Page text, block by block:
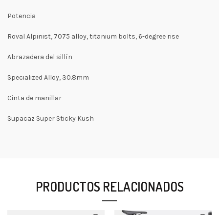
Potencia
Roval Alpinist, 7075 alloy, titanium bolts, 6-degree rise
Abrazadera del sillín
Specialized Alloy, 30.8mm
Cinta de manillar
Supacaz Super Sticky Kush
PRODUCTOS RELACIONADOS